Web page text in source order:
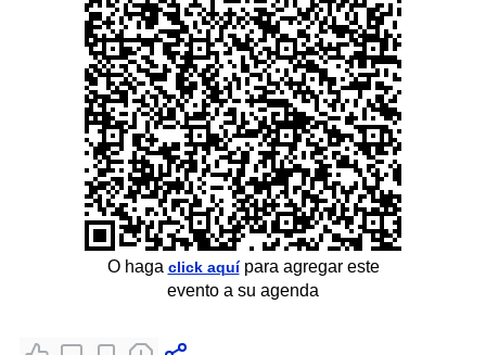
O haga click aquípara agregar este
evento a su agenda